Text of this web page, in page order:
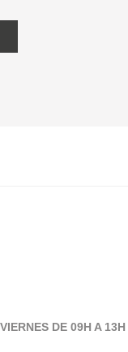
DE 09H A 13H